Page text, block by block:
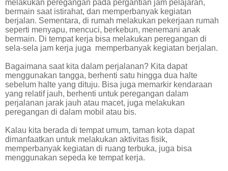
melakukan peregangan pada pergantian jam pelajaran,
bermain saat istirahat, dan memperbanyak kegiatan
berjalan. Sementara, di rumah melakukan pekerjaan rumah
seperti menyapu, mencuci, berkebun, menemani anak
bermain. Di tempat kerja bisa melakukan peregangan di
sela-sela jam kerja juga memperbanyak kegiatan berjalan.
Bagaimana saat kita dalam perjalanan? Kita dapat
menggunakan tangga, berhenti satu hingga dua halte
sebelum halte yang dituju. Bisa juga memarkir kendaraan
yang relatif jauh, berhenti untuk peregangan dalam
perjalanan jarak jauh atau macet, juga melakukan
peregangan di dalam mobil atau bis.
Kalau kita berada di tempat umum, taman kota dapat
dimanfaatkan untuk melakukan aktivitas fisik,
memperbanyak kegiatan di ruang terbuka, juga bisa
menggunakan sepeda ke tempat kerja.